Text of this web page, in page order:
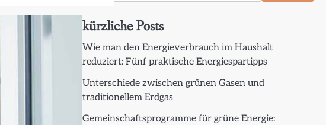
kürzliche Posts
Wie man den Energieverbrauch im Haushalt
reduziert: Fünf praktische Energiespartipps
Unterschiede zwischen grünen Gasen und
traditionellem Erdgas
Gemeinschaftsprogramme für grüne Energie: